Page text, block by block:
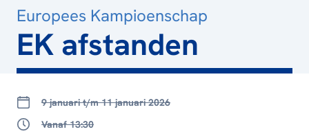
Europees Kampioenschap
EK afstanden
9 januari t/m 11 januari 2026
Vanaf 13:30